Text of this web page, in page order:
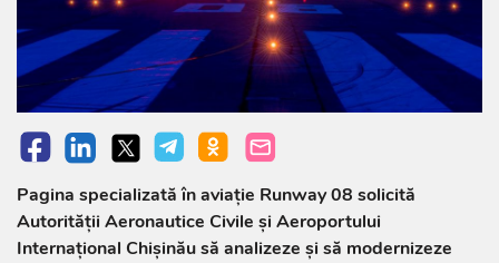
Pagina specializată în aviație Runway 08 solicită
Autorității Aeronautice Civile și Aeroportului
Internațional Chișinău să analizeze și să modernizeze